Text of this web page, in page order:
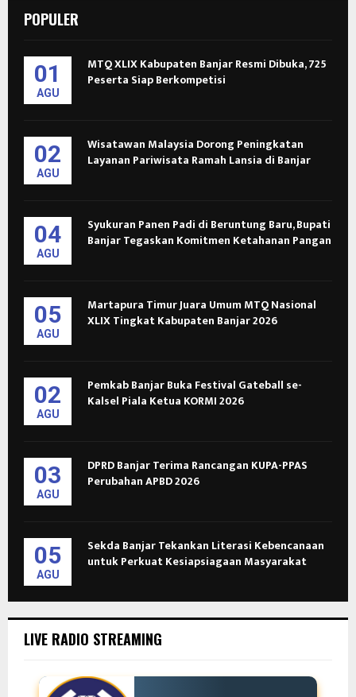
POPULER
01
AGU
MTQ XLIX Kabupaten Banjar Resmi Dibuka, 725
Peserta Siap Berkompetisi
02
AGU
Wisatawan Malaysia Dorong Peningkatan
Layanan Pariwisata Ramah Lansia di Banjar
04
AGU
Syukuran Panen Padi di Beruntung Baru, Bupati
Banjar Tegaskan Komitmen Ketahanan Pangan
05
AGU
Martapura Timur Juara Umum MTQ Nasional
XLIX Tingkat Kabupaten Banjar 2026
02
AGU
Pemkab Banjar Buka Festival Gateball se-
Kalsel Piala Ketua KORMI 2026
03
AGU
DPRD Banjar Terima Rancangan KUPA-PPAS
Perubahan APBD 2026
05
AGU
Sekda Banjar Tekankan Literasi Kebencanaan
untuk Perkuat Kesiapsiagaan Masyarakat
LIVE RADIO STREAMING